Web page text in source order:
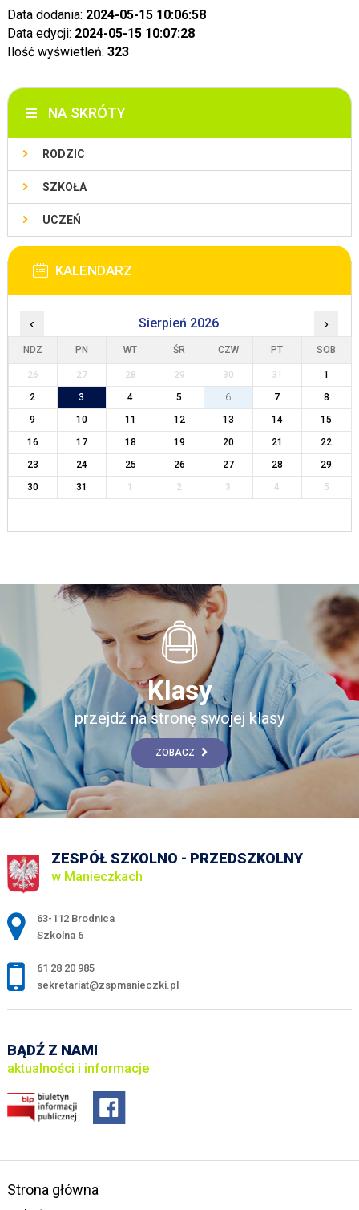
Data dodania: 2024-05-15 10:06:58
Data edycji: 2024-05-15 10:07:28
Ilość wyświetleń: 323
NA SKRÓTY
RODZIC
SZKOŁA
UCZEŃ
KALENDARZ
‹ Sierpień 2026 ›
NDZ PN WT ŚR CZW PT SOB
26 27 28 29 30 31
1
2
3 4 5 6 7
8
9
10 11 12 13 14
15
16
17 18 19 20 21
22
23
24 25 26 27 28
29
30
31 1 2 3 4 5
Klasy
przejdź na stronę swojej klasy
ZOBACZ
ZESPÓŁ SZKOLNO - PRZEDSZKOLNY
w Manieczkach
Adres pocztowy:
63-112 Brodnica
Szkolna 6
61 28 20 985
sekretariat@zspmanieczki.pl
BĄDŹ Z NAMI
aktualności i informacje
Strona główna